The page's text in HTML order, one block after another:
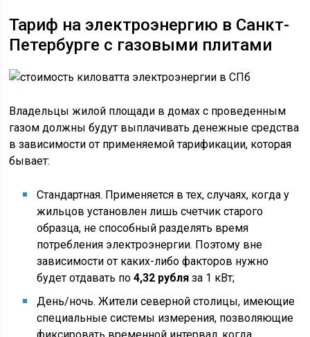
Тариф на электроэнергию в Санкт-
Петербурге с газовыми плитами
Владельцы жилой площади в домах с проведенным
газом должны будут выплачивать денежные средства
в зависимости от применяемой тарификации, которая
бывает:
Стандартная. Применяется в тех, случаях, когда у
жильцов установлен лишь счетчик старого
образца, не способный разделять время
потребления электроэнергии. Поэтому вне
зависимости от каких-либо факторов нужно
будет отдавать по4,32 рубляза 1 кВт;
День/ночь. Жители северной столицы, имеющие
специальные системы измерения, позволяющие